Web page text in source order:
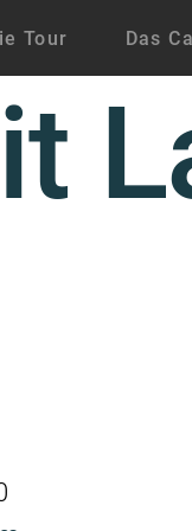
Tour Das